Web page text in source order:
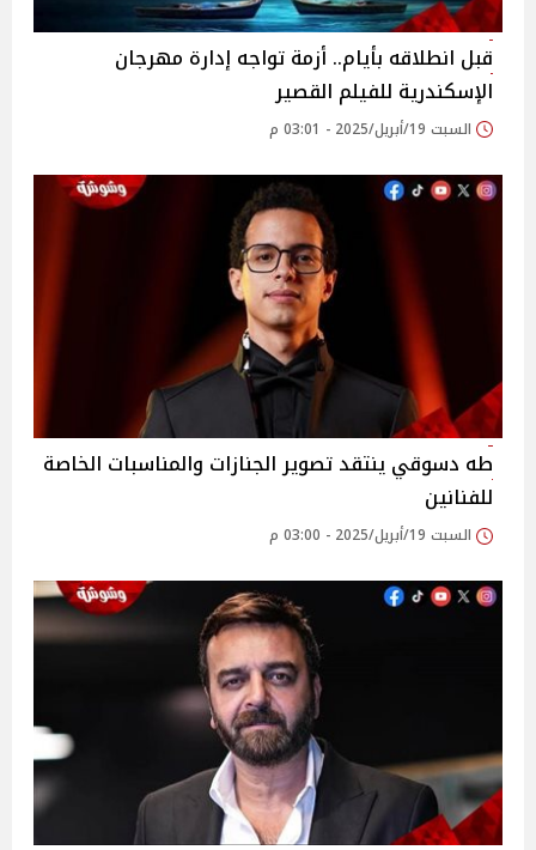
قبل انطلاقه بأيام.. أزمة تواجه إدارة مهرجان
الإسكندرية للفيلم القصير
السبت 19/أبريل/2025 - 03:01 م
طه دسوقي ينتقد تصوير الجنازات والمناسبات الخاصة
للفنانين
السبت 19/أبريل/2025 - 03:00 م